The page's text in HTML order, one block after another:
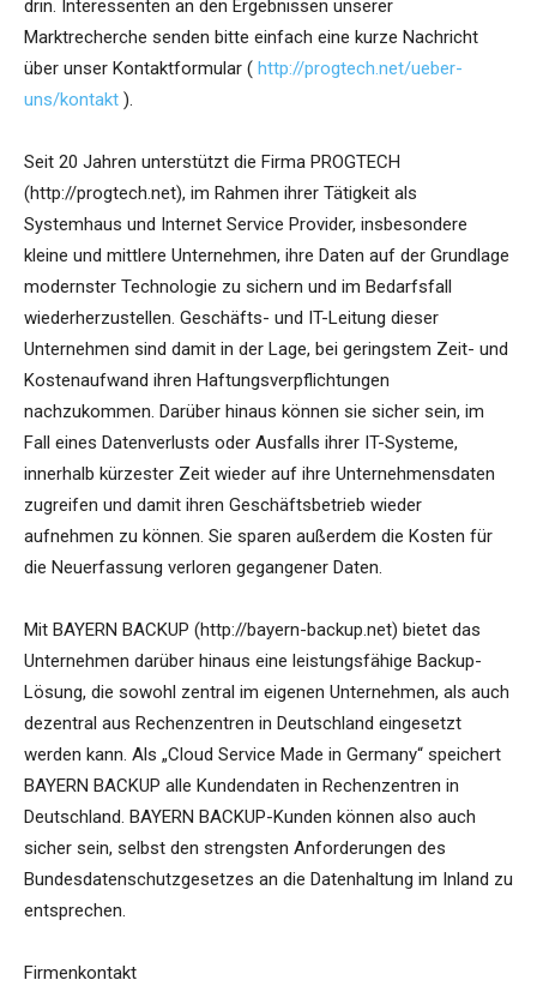
drin. Interessenten an den Ergebnissen unserer
Marktrecherche senden bitte einfach eine kurze Nachricht
über unser Kontaktformular ( http://progtech.net/ueber-
uns/kontakt ).
Seit 20 Jahren unterstützt die Firma PROGTECH
(http://progtech.net), im Rahmen ihrer Tätigkeit als
Systemhaus und Internet Service Provider, insbesondere
kleine und mittlere Unternehmen, ihre Daten auf der Grundlage
modernster Technologie zu sichern und im Bedarfsfall
wiederherzustellen. Geschäfts- und IT-Leitung dieser
Unternehmen sind damit in der Lage, bei geringstem Zeit- und
Kostenaufwand ihren Haftungsverpflichtungen
nachzukommen. Darüber hinaus können sie sicher sein, im
Fall eines Datenverlusts oder Ausfalls ihrer IT-Systeme,
innerhalb kürzester Zeit wieder auf ihre Unternehmensdaten
zugreifen und damit ihren Geschäftsbetrieb wieder
aufnehmen zu können. Sie sparen außerdem die Kosten für
die Neuerfassung verloren gegangener Daten.
Mit BAYERN BACKUP (http://bayern-backup.net) bietet das
Unternehmen darüber hinaus eine leistungsfähige Backup-
Lösung, die sowohl zentral im eigenen Unternehmen, als auch
dezentral aus Rechenzentren in Deutschland eingesetzt
werden kann. Als „Cloud Service Made in Germany“ speichert
BAYERN BACKUP alle Kundendaten in Rechenzentren in
Deutschland. BAYERN BACKUP-Kunden können also auch
sicher sein, selbst den strengsten Anforderungen des
Bundesdatenschutzgesetzes an die Datenhaltung im Inland zu
entsprechen.
Firmenkontakt